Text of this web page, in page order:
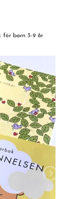
för barn 3-9 år